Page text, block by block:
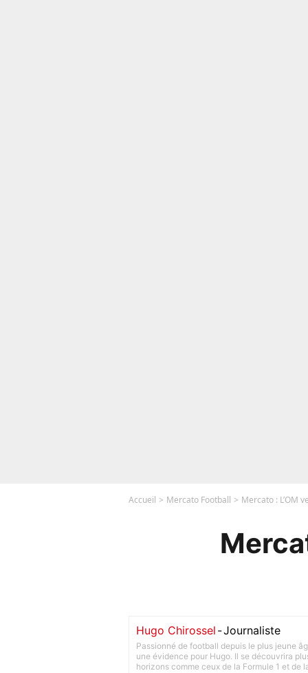
Accueil Mercato Football Mercato : L’OM
Hugo Chirossel -Journaliste
Passionné de football depuis le plus jeune
une évidence pour Hugo. Il se découvrira
horizons comme ceux de la Formule 1 et de